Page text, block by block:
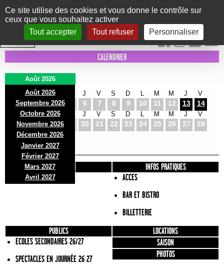
Panneau de gestion des cookies
Ce site utilise des cookies et vous donne le contrôle sur
ceux que vous souhaitez activer
Tout accepter
Tout refuser Personnaliser
Le Marni
CONCERTS DANSE/CIRQUE THÉÂTRE KIDS EXPOS EVENTS
INTRA MUROS
CALENDRIER
Août 2026
Août 2026
Septembre 2026
Octobre 2026
Novembre 2026
Décembre 2026
Janvier 2027
Février 2027
Mars 2027
Avril 2027
D
2
L
3
M
4
J
6
V
7
S
8
D
9 10
M
11
M
12
J
13
V
14
D
16
L
17
M
18
J
20
V
21
S
22
D
23 24
M
25
M
26
J
27
V
28
D
30
L
31
PRÉSENTATION
INFOS PRATIQUES
ACCES
BAR ET BISTRO
BILLETTERIE
PUBLICS
ECOLES SECONDAIRES 26/27
SPECTACLES EN JOURNÉE 26 27
LOCATIONS
SAISON
PHOTOS